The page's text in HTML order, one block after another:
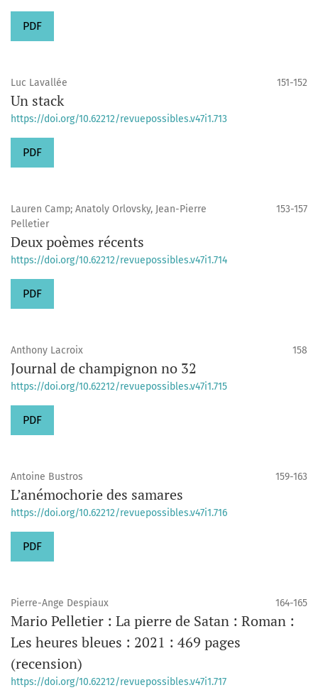
PDF
Luc Lavallée 151-152
Un stack
https://doi.org/10.62212/revuepossibles.v47i1.713
PDF
Lauren Camp; Anatoly Orlovsky, Jean-Pierre
Pelletier
153-157
Deux poèmes récents
https://doi.org/10.62212/revuepossibles.v47i1.714
PDF
Anthony Lacroix 158
Journal de champignon no 32
https://doi.org/10.62212/revuepossibles.v47i1.715
PDF
Antoine Bustros 159-163
L’anémochorie des samares
https://doi.org/10.62212/revuepossibles.v47i1.716
PDF
Pierre-Ange Despiaux 164-165
Mario Pelletier : La pierre de Satan : Roman :
Les heures bleues : 2021 : 469 pages
(recension)
https://doi.org/10.62212/revuepossibles.v47i1.717